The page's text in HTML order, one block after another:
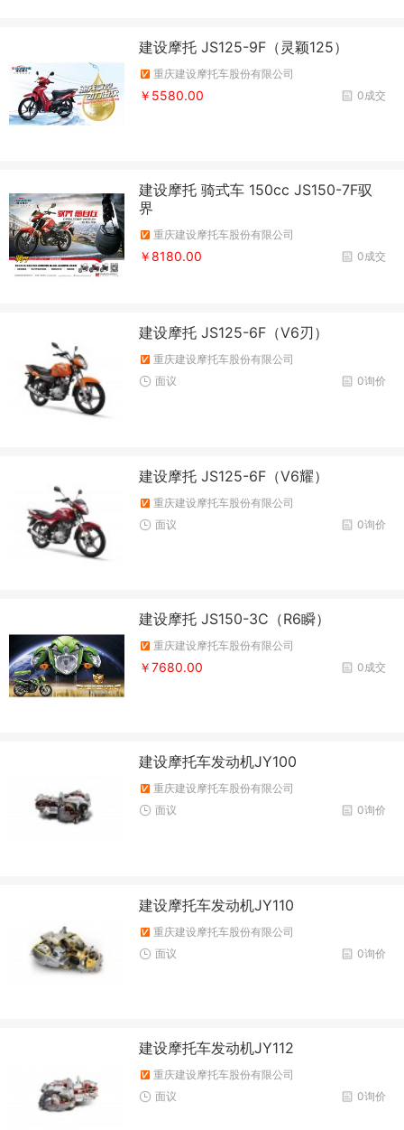
建设摩托 JS125-9F（灵颖125）
重庆建设摩托车股份有限公司
0成交
￥5580.00
建设摩托 骑式车 150cc JS150-7F驭
界
重庆建设摩托车股份有限公司
0成交
￥8180.00
建设摩托 JS125-6F（V6刃）
重庆建设摩托车股份有限公司
0询价
面议
建设摩托 JS125-6F（V6耀）
重庆建设摩托车股份有限公司
0询价
面议
建设摩托 JS150-3C（R6瞬）
重庆建设摩托车股份有限公司
0成交
￥7680.00
建设摩托车发动机JY100
重庆建设摩托车股份有限公司
0询价
面议
建设摩托车发动机JY110
重庆建设摩托车股份有限公司
0询价
面议
建设摩托车发动机JY112
重庆建设摩托车股份有限公司
0询价
面议